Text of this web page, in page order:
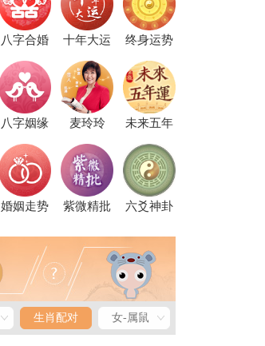
八字合婚 十年大运 终身运势
八字姻缘 麦玲玲 未来五年
婚姻走势 紫微精批 六爻神卦
生肖配对 女-属鼠